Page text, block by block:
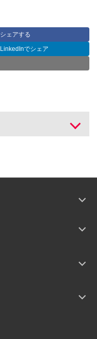
シェアする
LinkedInでシェア
開く